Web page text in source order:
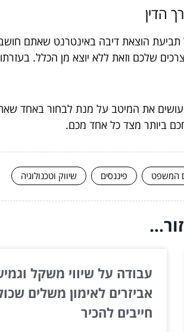
הדין
הוצאת דיבה באינטרנט שאתם
שלכם וזאת ללא יוצא מן הכלל. בעזרתו
עושים את המיטב על מנת לבחור באחד
ביותר מצד כל אחד מכם.
המשפט פיננסים שיווק וטכנולוגיה
עבודה על שיווי משקל
אביזרים לאימון משלים
חייבים להכיר